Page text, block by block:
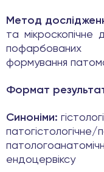
Метод
та мікроскопічне
пофарбованих
формування
Формат
Синоніми:
ендоцервіксу